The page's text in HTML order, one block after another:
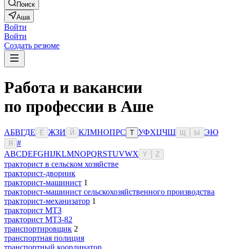
Поиск
Аша
Войти
Войти
Создать резюме
Работа и вакансии
по профессии в Аше
АБВГДЕ Ё ЖЗИ Й КЛМНОПРС Т УФХЦЧШ Ы ЭЮ
Я
#
ABCDEFGHIJKLMNOPQRSTUVWX Y Z
тракторист в сельском хозяйстве
тракторист-дворник
тракторист-машинист 1
тракторист-машинист сельскохозяйственного производства
тракторист-механизатор 1
тракторист МТЗ
тракторист МТЗ-82
транспортировщик 2
транспортная полиция
транспортный координатор